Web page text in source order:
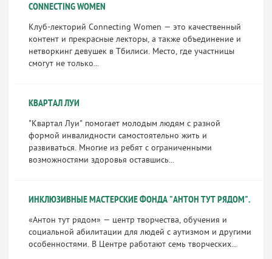
CONNECTING WOMEN
Клуб-лекторий Connecting Women — это качественный
контент и прекрасные лекторы, а также объединение и
нетворкинг девушек в Тбилиси. Место, где участницы
смогут не только...
КВАРТАЛ ЛУИ
"Квартал Луи" помогает молодым людям с разной
формой инвалидности самостоятельно жить и
развиваться. Многие из ребят с ограниченными
возможностями здоровья оставшись...
ИНКЛЮЗИВНЫЕ МАСТЕРСКИЕ ФОНДА "АНТОН ТУТ РЯДОМ".
«Антон тут рядом» — центр творчества, обучения и
социальной абилитации для людей с аутизмом и другими
особенностями. В Центре работают семь творческих...